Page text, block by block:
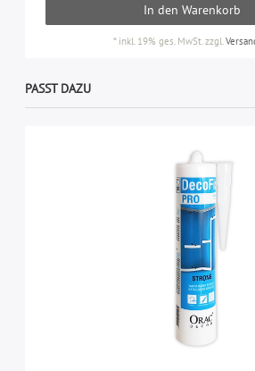
In den Warenkorb
* inkl. 19% ges. MwSt.zzgl.
PASST DAZU